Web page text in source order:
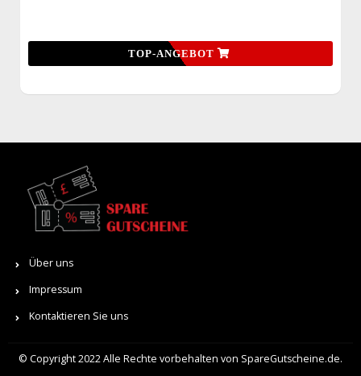
TOP-ANGEBOT
Über uns
Impressum
Kontaktieren Sie uns
© Copyright 2022 Alle Rechte vorbehalten von SpareGutscheine.de.